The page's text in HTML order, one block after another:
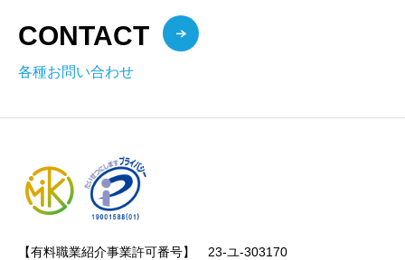
CONTACT
各種お問い合わせ
【有料職業紹介事業許可番号】　23-ユ-303170